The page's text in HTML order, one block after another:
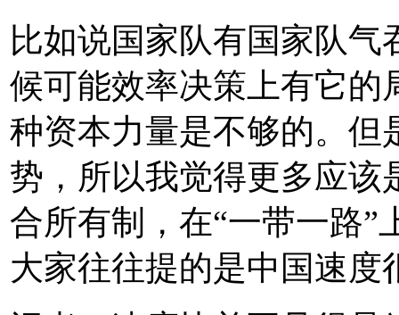
比如说国家队有国家队
候可能效率决策上有它的
种资本力量是不够的。但
势，所以我觉得更多应该
合所有制，在“一带一路”
大家往往提的是中国速